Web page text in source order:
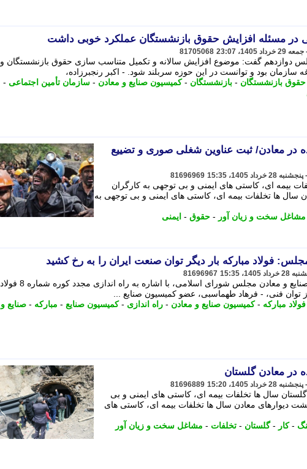
در مسئله افزایش حقوق بازنشستگان عملکرد خوبی داشت
81705068
دوازدهم گفت: موضوع افزایش سالانه و تکمیل متناسب سازی حقوق بازنشستگان و
سازمان بود و توانست در این حوزه سربلند شود. - اکبر رنجبرزاده،
حقوق بازنشستگان - بازنشستگان -کمیسیون صنایع و معادن - سازمان تأمین اجتماعی -
در معادن/ ثبت عناوین شغلی صوری و تضییع
81696969
بیمه ای، کاستی های ایمنی و بی توجهی به کارگران
سال ها تخلفات بیمه ای، کاستی های ایمنی و بی توجهی به
مشاغل سخت و زیان آور - حقوق - ایمنی
فولاد مبارکه بار دیگر توان صنعت ایران را به رخ کشید
81696967
فرهاد طهماسبی، عضو کمیسیون صنایع و معادن مجلس شورای اسلامی، با اشاره به راه اندازی مجدد کوره شماره 8 فولاد
توان فنی، - فرهاد طهماسبی، عضو کمیسیون صنایع ...
فولاد مبارکه -کمیسیون صنایع و معادن - راه اندازی -کمیسیون صنایع - مبارکه - صنایع و
در معادن گلستان
81696889
سال ها تخلفات بیمه ای، کاستی های ایمنی و بی
دیوارهای معادن سال ها تخلفات بیمه ای، کاستی های
-کار -گلستان - تخلفات - مشاغل سخت و زیان آور